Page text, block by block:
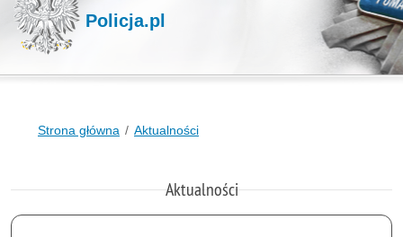
Policja.pl
Strona główna Aktualności
Aktualności